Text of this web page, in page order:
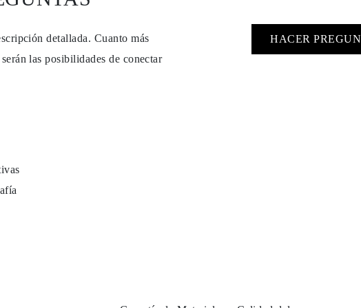
detallada. Cuanto más
las posibilidades de conectar
HACER